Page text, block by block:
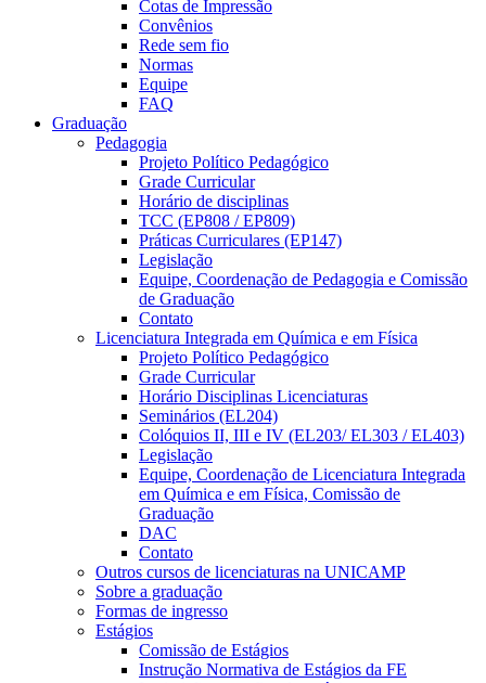
Cotas de Impressão
Convênios
Rede sem fio
Normas
Equipe
FAQ
Graduação
Pedagogia
Projeto Político Pedagógico
Grade Curricular
Horário de disciplinas
TCC (EP808 / EP809)
Práticas Curriculares (EP147)
Legislação
Equipe, Coordenação de Pedagogia e Comissão
de Graduação
Contato
Licenciatura Integrada em Química e em Física
Projeto Político Pedagógico
Grade Curricular
Horário Disciplinas Licenciaturas
Seminários (EL204)
Colóquios II, III e IV (EL203/ EL303 / EL403)
Legislação
Equipe, Coordenação de Licenciatura Integrada
em Química e em Física, Comissão de
Graduação
DAC
Contato
Outros cursos de licenciaturas na UNICAMP
Sobre a graduação
Formas de ingresso
Estágios
Comissão de Estágios
Instrução Normativa de Estágios da FE